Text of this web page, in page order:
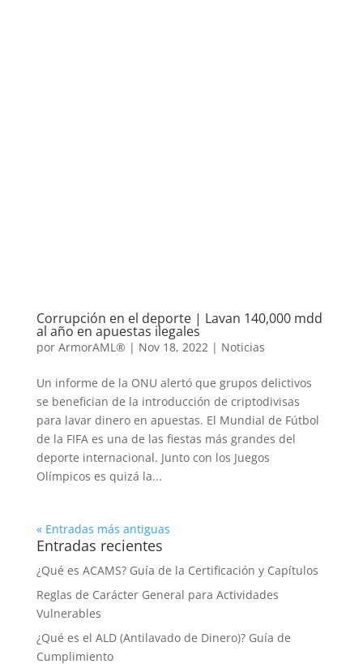
Corrupción en el deporte | Lavan 140,000 mdd
al año en apuestas ilegales
por ArmorAML® | Nov 18, 2022| Noticias
Un informe de la ONU alertó que grupos delictivos
se benefician de la introducción de criptodivisas
para lavar dinero en apuestas. El Mundial de Fútbol
de la FIFA es una de las fiestas más grandes del
deporte internacional. Junto con los Juegos
Olímpicos es quizá la...
« Entradas más antiguas
Entradas recientes
¿Qué es ACAMS? Guía de la Certificación y Capítulos
Reglas de Carácter General para Actividades
Vulnerables
¿Qué es el ALD (Antilavado de Dinero)? Guía de
Cumplimiento